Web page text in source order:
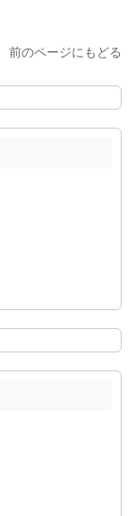
前のページにもどる